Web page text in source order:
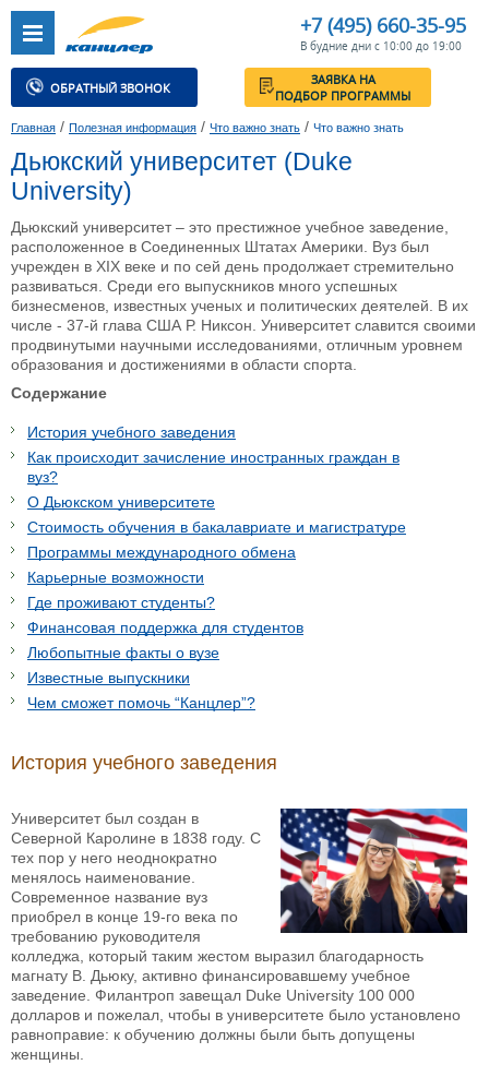
+7 (495) 660-35-95
В будние дни с 10:00 до 19:00
ОБРАТНЫЙ ЗВОНОК
ЗАЯВКА НА
ПОДБОР ПРОГРАММЫ
Главная / Полезная информация / Что важно знать / Что важно знать
Дьюкский университет (Duke
University)
Дьюкский университет – это престижное учебное заведение,
расположенное в Соединенных Штатах Америки. Вуз был
учрежден в XIX веке и по сей день продолжает стремительно
развиваться. Среди его выпускников много успешных
бизнесменов, известных ученых и политических деятелей. В их
числе - 37-й глава США Р. Никсон. Университет славится своими
продвинутыми научными исследованиями, отличным уровнем
образования и достижениями в области спорта.
Содержание
История учебного заведения
Как происходит зачисление иностранных граждан в
вуз?
О Дьюкском университете
Стоимость обучения в бакалавриате и магистратуре
Программы международного обмена
Карьерные возможности
Где проживают студенты?
Финансовая поддержка для студентов
Любопытные факты о вузе
Известные выпускники
Чем сможет помочь “Канцлер”?
История учебного заведения
Университет был создан в
Северной Каролине в 1838 году. С
тех пор у него неоднократно
менялось наименование.
Современное название вуз
приобрел в конце 19-го века по
требованию руководителя
колледжа, который таким жестом выразил благодарность
магнату В. Дьюку, активно финансировавшему учебное
заведение. Филантроп завещал Duke University 100 000
долларов и пожелал, чтобы в университете было установлено
равноправие: к обучению должны были быть допущены
женщины.